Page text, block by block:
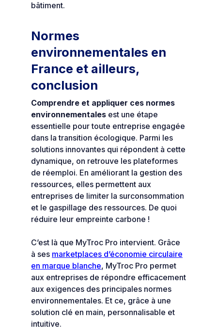
bâtiment.
Normes
environnementales en
France et ailleurs,
conclusion
Comprendre et appliquer ces normes
environnementales est une étape
essentielle pour toute entreprise engagée
dans la transition écologique. Parmi les
solutions innovantes qui répondent à cette
dynamique, on retrouve les plateformes
de réemploi. En améliorant la gestion des
ressources, elles permettent aux
entreprises de limiter la surconsommation
et le gaspillage des ressources. De quoi
réduire leur empreinte carbone !
C’est là que MyTroc Pro intervient. Grâce
à ses marketplaces d’économie circulaire
en marque blanche, MyTroc Pro permet
aux entreprises de répondre efficacement
aux exigences des principales normes
environnementales. Et ce, grâce à une
solution clé en main, personnalisable et
intuitive.